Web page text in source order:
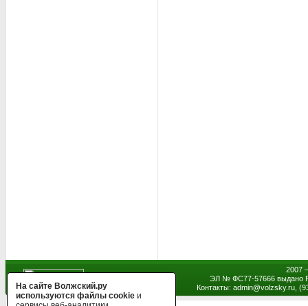
2007
ЭЛ № ФС77-57666 выдано
Контакты: admin@volzsky.ru,
На сайте Волжский.ру
используются файлы cookie и